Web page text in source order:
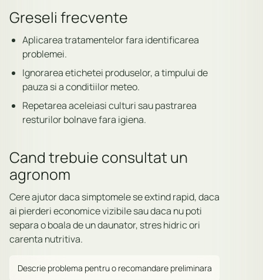
Greseli frecvente
Aplicarea tratamentelor fara identificarea
problemei.
Ignorarea etichetei produselor, a timpului de
pauza si a conditiilor meteo.
Repetarea aceleiasi culturi sau pastrarea
resturilor bolnave fara igiena.
Cand trebuie consultat un
agronom
Cere ajutor daca simptomele se extind rapid, daca
ai pierderi economice vizibile sau daca nu poti
separa o boala de un daunator, stres hidric ori
carenta nutritiva.
Descrie problema pentru o recomandare preliminara